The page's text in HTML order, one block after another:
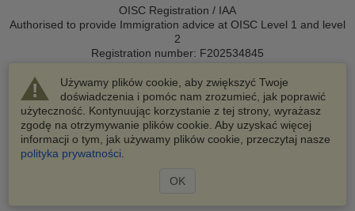
Używamy plików cookie, aby zwiększyć Twoje
doświadczenia i pomóc nam zrozumieć, jak poprawić
użyteczność. Kontynuując korzystanie z tej strony, wyrażasz
zgodę na otrzymywanie plików cookie. Aby uzyskać więcej
informacji o tym, jak używamy plików cookie, przeczytaj nasze
polityka prywatności
OK
OISC Registration / IAA
Authorised to provide Immigration advice at OISC Level 1 and level
2
Registration number: F202534845
© 2003-2026 VisaHQ.com, Inc. Wszelkie prawa zastrzeżone.
VisaHQ i logo VisaHQ są zastrzeżonymi znakami towarowymi
VisaHQ.com, Inc.